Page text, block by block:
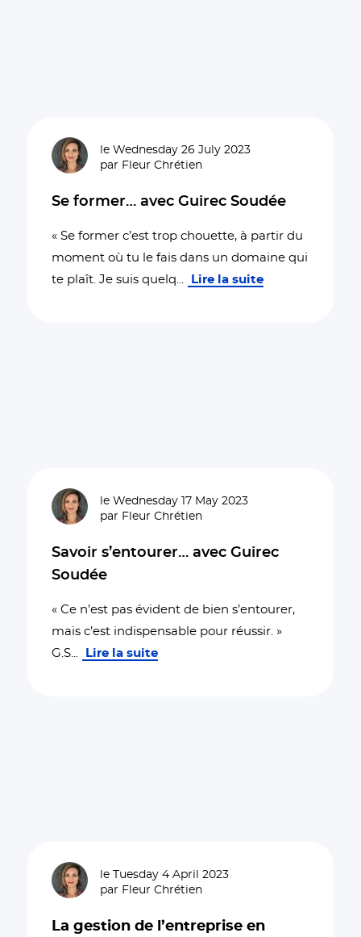
le Wednesday 26 July 2023
par Fleur Chrétien
Se former… avec Guirec Soudée
« Se former c’est trop chouette, à partir du
moment où tu le fais dans un domaine qui
te plaît. Je suis quelq... Lire la suite
le Wednesday 17 May 2023
par Fleur Chrétien
Savoir s’entourer… avec Guirec
Soudée
« Ce n’est pas évident de bien s’entourer,
mais c’est indispensable pour réussir. »
G.S... Lire la suite
le Tuesday 4 April 2023
par Fleur Chrétien
La gestion de l’entreprise en